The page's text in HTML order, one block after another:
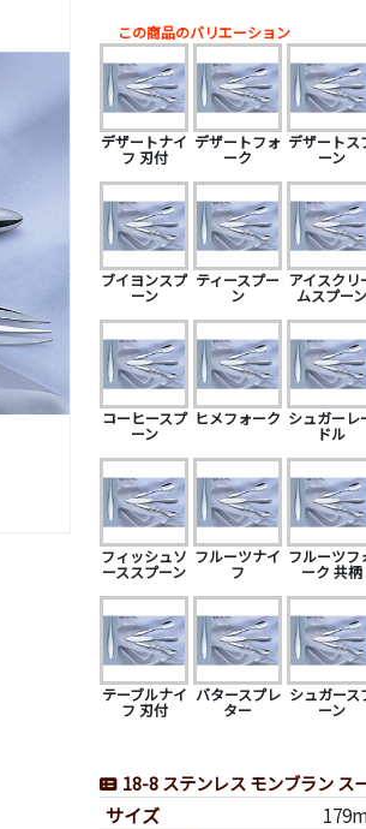
この商品のバリエーション
デザートナイ
フ 刃付
デザートフォ
ーク
デザートス
ーン
ブイヨンスプ
ーン
ティースプー
ン
アイスクリ
ムスプーン
コーヒースプ
ーン
ヒメフォーク シュガーレ
ドル
フィッシュソ
ーススプーン
フルーツナイ
フ
フルーツフ
ーク 共柄
テーブルナイ
フ 刃付
バタースプレ
ター
シュガース
ーン
18-8 ステンレス モンブラン ス
サイズ